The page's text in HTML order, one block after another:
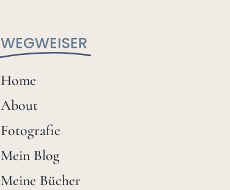
WEGWEISER
Home
About
Fotografie
Mein Blog
Meine Bücher